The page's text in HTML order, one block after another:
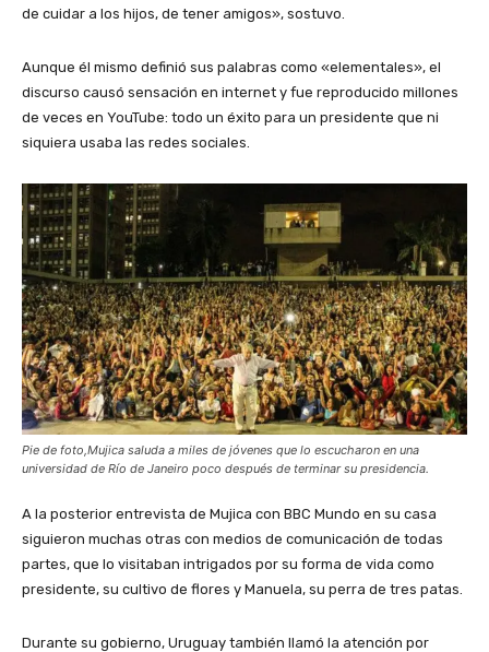
de cuidar a los hijos, de tener amigos», sostuvo.
Aunque él mismo definió sus palabras como «elementales», el
discurso causó sensación en internet y fue reproducido millones
de veces en YouTube: todo un éxito para un presidente que ni
siquiera usaba las redes sociales.
Pie de foto,Mujica saluda a miles de jóvenes que lo escucharon en una
universidad de Río de Janeiro poco después de terminar su presidencia.
A la posterior entrevista de Mujica con BBC Mundo en su casa
siguieron muchas otras con medios de comunicación de todas
partes, que lo visitaban intrigados por su forma de vida como
presidente, su cultivo de flores y Manuela, su perra de tres patas.
Durante su gobierno, Uruguay también llamó la atención por